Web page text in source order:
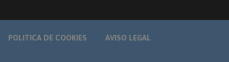
POLITICA DE COOKIES AVISO LEGAL